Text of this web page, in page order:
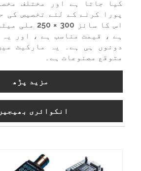
جاتا ہے اور مختلف مخصوص
کرنے کے لئے تخصیص کی حمایت
اس کا سائز 300 × 250 ملی
، قیمت مناسب ہے ، اور یہ فیشن
ہی ہے۔ یہ مارکیٹ میں ایک
مصنوعات ہے۔
مزید پڑھ
انکوائری بھیجیں۔